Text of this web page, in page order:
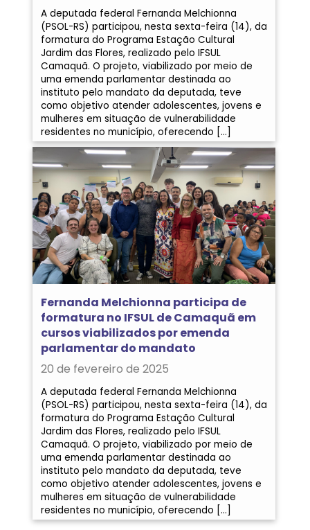
A deputada federal Fernanda Melchionna
(PSOL-RS) participou, nesta sexta-feira (14), da
formatura do Programa Estação Cultural
Jardim das Flores, realizado pelo IFSUL
Camaquã. O projeto, viabilizado por meio de
uma emenda parlamentar destinada ao
instituto pelo mandato da deputada, teve
como objetivo atender adolescentes, jovens e
mulheres em situação de vulnerabilidade
residentes no município, oferecendo […]
Fernanda Melchionna participa de
formatura no IFSUL de Camaquã em
cursos viabilizados por emenda
parlamentar do mandato
20 de fevereiro de 2025
A deputada federal Fernanda Melchionna
(PSOL-RS) participou, nesta sexta-feira (14), da
formatura do Programa Estação Cultural
Jardim das Flores, realizado pelo IFSUL
Camaquã. O projeto, viabilizado por meio de
uma emenda parlamentar destinada ao
instituto pelo mandato da deputada, teve
como objetivo atender adolescentes, jovens e
mulheres em situação de vulnerabilidade
residentes no município, oferecendo […]